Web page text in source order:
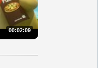
00:02:09